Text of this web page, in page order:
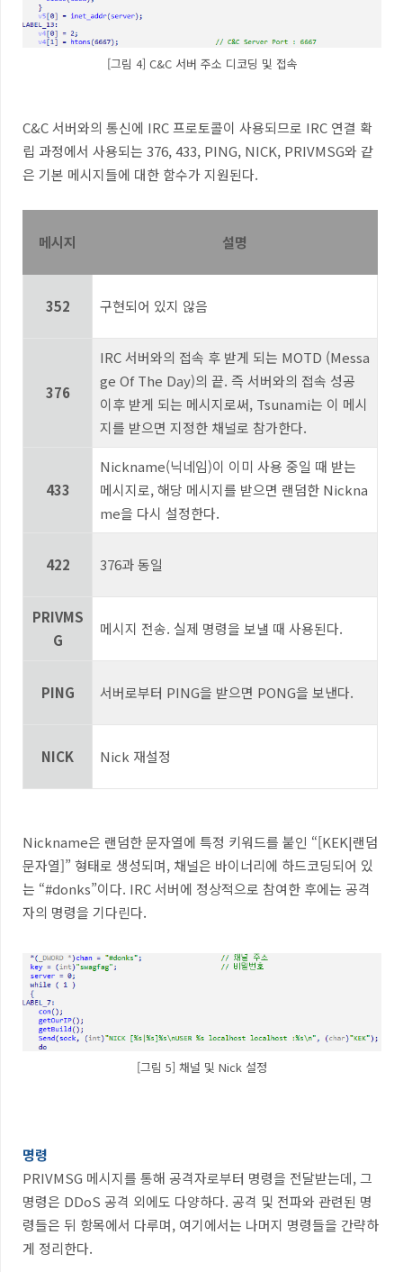
[그림 4] C&C 서버 주소 디코딩 및 접속
C&C서버와의 통신에 IRC프로토콜이 사용되므로 IRC 연결 확
립 과정에서 사용되는 376, 433, PING, NICK, PRIVMSG와 같
은 기본 메시지들에 대한 함수가 지원된다.
메시지 설명
352 구현되어 있지 않음
376
IRC서버와의 접속 후 받게 되는 MOTD (Messa
ge Of The Day)의 끝. 즉 서버와의 접속 성공
이후 받게 되는 메시지로써, Tsunami는 이 메시
지를 받으면 지정한 채널로 참가한다.
433
Nickname(닉네임)이 이미 사용 중일 때 받는
메시지로,해당 메시지를 받으면 랜덤한 Nickna
me을 다시 설정한다.
422 376과 동일
PRIVMS
G
메시지 전송. 실제 명령을 보낼 때 사용된다.
PING 서버로부터 PING을 받으면 PONG을 보낸다.
NICK Nick 재설정
Nickname은 랜덤한 문자열에 특정 키워드를 붙인 “[KEK|랜덤
문자열]” 형태로 생성되며, 채널은 바이너리에 하드코딩되어 있
는 “#donks”이다. IRC서버에 정상적으로 참여한 후에는 공격
자의 명령을 기다린다.
[그림 5] 채널 및 Nick 설정
명령
PRIVMSG 메시지를 통해 공격자로부터 명령을 전달받는데,그
명령은 DDoS 공격 외에도 다양하다. 공격 및 전파와 관련된 명
령들은 뒤 항목에서 다루며, 여기에서는 나머지 명령들을 간략하
게 정리한다.